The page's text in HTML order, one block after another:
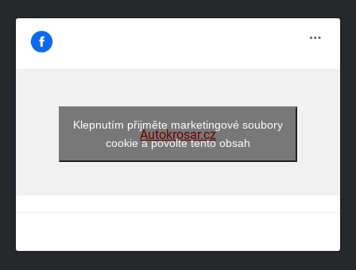
Autokrosar.cz
Klepnutím přijměte marketingové soubory
cookie a povolte tento obsah